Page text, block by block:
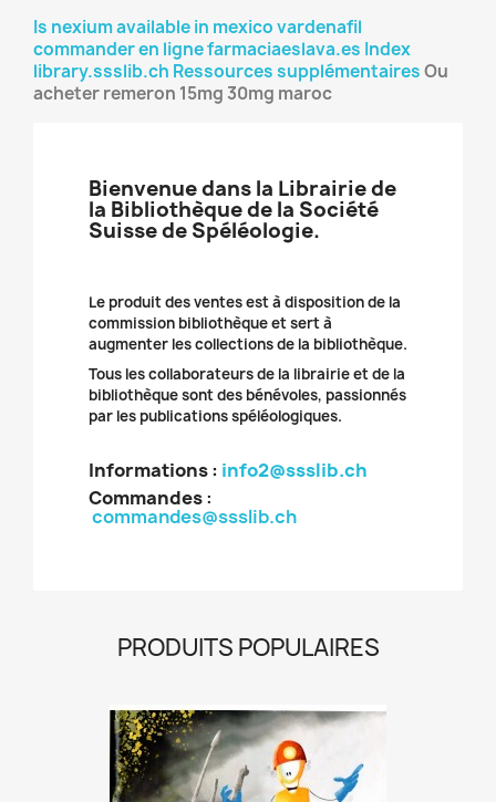
Is nexium available in mexicovardenafil
commander en lignefarmaciaeslava.es Index
library.ssslib.ch Ressources supplémentairesOu
acheter remeron 15mg 30mg maroc
Bienvenue dans la Librairie de
la Bibliothèque de la Société
Suisse de Spéléologie.
Le produit des ventes est à disposition de la
commission bibliothèque et sert à
augmenter les collections de la bibliothèque.
Tous les collaborateurs de la librairie et de la
bibliothèque sont des bénévoles, passionnés
par les publications spéléologiques.
Informations : info2@ssslib.ch
Commandes:
commandes@ssslib.ch
PRODUITS POPULAIRES